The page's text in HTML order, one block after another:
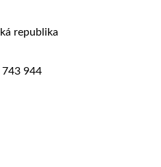
republika
944